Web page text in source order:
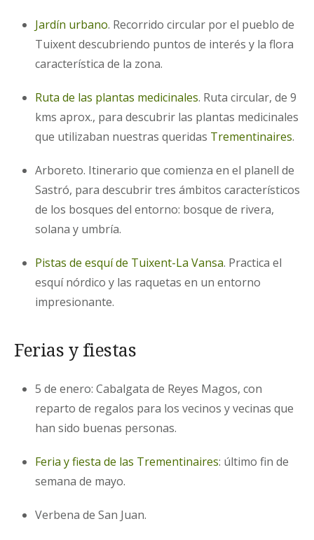
Jardín urbano. Recorrido circular por el pueblo de
Tuixent descubriendo puntos de interés y la flora
característica de la zona.
Ruta de las plantas medicinales. Ruta circular, de 9
kms aprox., para descubrir las plantas medicinales
que utilizaban nuestras queridas Trementinaires.
Arboreto. Itinerario que comienza en el planell de
Sastró, para descubrir tres ámbitos característicos
de los bosques del entorno: bosque de rivera,
solana y umbría.
Pistas de esquí de Tuixent-La Vansa. Practica el
esquí nórdico y las raquetas en un entorno
impresionante.
Ferias y fiestas
5 de enero: Cabalgata de Reyes Magos, con
reparto de regalos para los vecinos y vecinas que
han sido buenas personas.
Feria y fiesta de las Trementinaires: último fin de
semana de mayo.
Verbena de San Juan.